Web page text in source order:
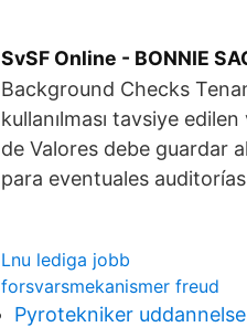
SvSF Online - BONNIE
Background Checks
kullanılması tavsiye
de Valores debe guardar
para eventuales
Lnu lediga jobb
forsvarsmekanismer freud
Pyrotekniker uddannelse